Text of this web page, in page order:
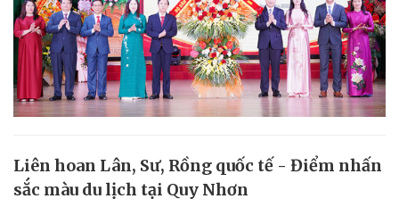
Liên hoan Lân, Sư, Rồng quốc tế - Điểm nhấn
sắc màu du lịch tại Quy Nhơn